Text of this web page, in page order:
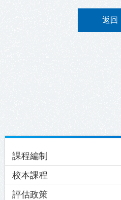
返回
navigation
課程編制
校本課程
評估政策